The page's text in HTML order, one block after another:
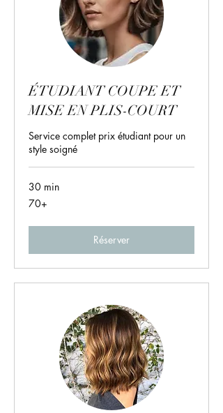
ÉTUDIANT COUPE ET
MISE EN PLIS-COURT
Service complet prix étudiant pour un
style soigné
30 min
70+
70+
Réserver